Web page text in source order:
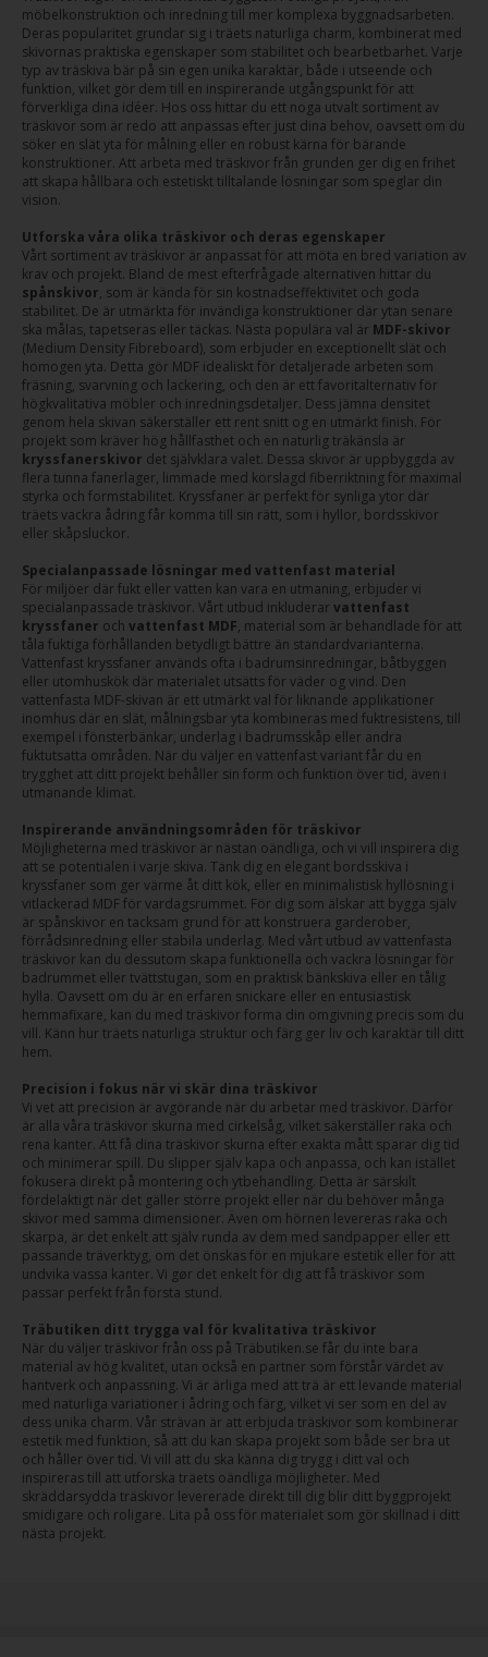
möbelkonstruktion och inredning till mer komplexa byggnadsarbeten.
Deras popularitet grundar sig i träets naturliga charm, kombinerat med
skivornas praktiska egenskaper som stabilitet och bearbetbarhet. Varje
typ av träskiva bär på sin egen unika karaktär, både i utseende och
funktion, vilket gör dem till en inspirerande utgångspunkt för att
förverkliga dina idéer. Hos oss hittar du ett noga utvalt sortiment av
träskivor som är redo att anpassas efter just dina behov, oavsett om du
söker en slät yta för målning eller en robust kärna för bärande
konstruktioner. Att arbeta med träskivor från grunden ger dig en frihet
att skapa hållbara och estetiskt tilltalande lösningar som speglar din
vision.
Utforska våra olika träskivor och deras egenskaper
Vårt sortiment av träskivor är anpassat för att möta en bred variation av
krav och projekt. Bland de mest efterfrågade alternativen hittar du
spånskivor, som är kända för sin kostnadseffektivitet och goda
stabilitet. De är utmärkta för invändiga konstruktioner där ytan senare
ska målas, tapetseras eller täckas. Nästa populära val är MDF-skivor
(Medium Density Fibreboard), som erbjuder en exceptionellt slät och
homogen yta. Detta gör MDF idealiskt för detaljerade arbeten som
fräsning, svarvning och lackering, och den är ett favoritalternativ för
högkvalitativa möbler och inredningsdetaljer. Dess jämna densitet
genom hela skivan säkerställer ett rent snitt og en utmärkt finish. För
projekt som kräver hög hållfasthet och en naturlig träkänsla är
kryssfanerskivor det självklara valet. Dessa skivor är uppbyggda av
flera tunna fanerlager, limmade med korslagd fiberriktning för maximal
styrka och formstabilitet. Kryssfaner är perfekt för synliga ytor där
träets vackra ådring får komma till sin rätt, som i hyllor, bordsskivor
eller skåpsluckor.
Specialanpassade lösningar med vattenfast material
För miljöer där fukt eller vatten kan vara en utmaning, erbjuder vi
specialanpassade träskivor. Vårt utbud inkluderar vattenfast
kryssfaner och vattenfast MDF, material som är behandlade för att
tåla fuktiga förhållanden betydligt bättre än standardvarianterna.
Vattenfast kryssfaner används ofta i badrumsinredningar, båtbyggen
eller utomhuskök där materialet utsätts för väder og vind. Den
vattenfasta MDF-skivan är ett utmärkt val för liknande applikationer
inomhus där en slät, målningsbar yta kombineras med fuktresistens, till
exempel i fönsterbänkar, underlag i badrumsskåp eller andra
fuktutsatta områden. När du väljer en vattenfast variant får du en
trygghet att ditt projekt behåller sin form och funktion över tid, även i
utmanande klimat.
Inspirerande användningsområden för träskivor
Möjligheterna med träskivor är nästan oändliga, och vi vill inspirera dig
att se potentialen i varje skiva. Tänk dig en elegant bordsskiva i
kryssfaner som ger värme åt ditt kök, eller en minimalistisk hyllösning i
vitlackerad MDF för vardagsrummet. För dig som älskar att bygga själv
är spånskivor en tacksam grund för att konstruera garderober,
förrådsinredning eller stabila underlag. Med vårt utbud av vattenfasta
träskivor kan du dessutom skapa funktionella och vackra lösningar för
badrummet eller tvättstugan, som en praktisk bänkskiva eller en tålig
hylla. Oavsett om du är en erfaren snickare eller en entusiastisk
hemmafixare, kan du med träskivor forma din omgivning precis som du
vill. Känn hur träets naturliga struktur och färg ger liv och karaktär till ditt
hem.
Precision i fokus när vi skär dina träskivor
Vi vet att precision är avgörande när du arbetar med träskivor. Därför
är alla våra träskivor skurna med cirkelsåg, vilket säkerställer raka och
rena kanter. Att få dina träskivor skurna efter exakta mått sparar dig tid
och minimerar spill. Du slipper själv kapa och anpassa, och kan istället
fokusera direkt på montering och ytbehandling. Detta är särskilt
fördelaktigt när det gäller större projekt eller när du behöver många
skivor med samma dimensioner. Även om hörnen levereras raka och
skarpa, är det enkelt att själv runda av dem med sandpapper eller ett
passande träverktyg, om det önskas för en mjukare estetik eller för att
undvika vassa kanter. Vi gør det enkelt för dig att få träskivor som
passar perfekt från första stund.
Träbutiken ditt trygga val för kvalitativa träskivor
När du väljer träskivor från oss på Träbutiken.se får du inte bara
material av hög kvalitet, utan också en partner som förstår värdet av
hantverk och anpassning. Vi är ärliga med att trä är ett levande material
med naturliga variationer i ådring och färg, vilket vi ser som en del av
dess unika charm. Vår strävan är att erbjuda träskivor som kombinerar
estetik med funktion, så att du kan skapa projekt som både ser bra ut
och håller över tid. Vi vill att du ska känna dig trygg i ditt val och
inspireras till att utforska träets oändliga möjligheter. Med
skräddarsydda träskivor levererade direkt till dig blir ditt byggprojekt
smidigare och roligare. Lita på oss för materialet som gör skillnad i ditt
nästa projekt.